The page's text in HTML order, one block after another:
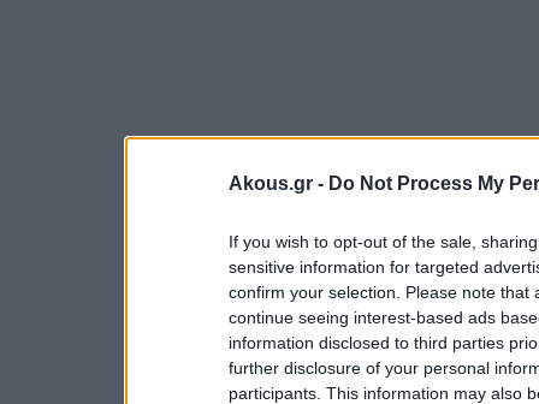
Akous.gr - Do Not Process My
If you wish to opt-out of the sale,
sensitive information for targeted
confirm your selection. Please note
continue seeing interest-based ads
information disclosed to third parties
further disclosure of your personal
participants. This information may also